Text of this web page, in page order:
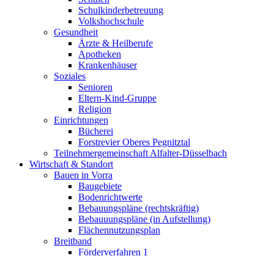
Schulkinderbetreuung
Volkshochschule
Gesundheit
Ärzte & Heilberufe
Apotheken
Krankenhäuser
Soziales
Senioren
Eltern-Kind-Gruppe
Religion
Einrichtungen
Bücherei
Forstrevier Oberes Pegnitztal
Teilnehmergemeinschaft Alfalter-Düsselbach
Wirtschaft & Standort
Bauen in Vorra
Baugebiete
Bodenrichtwerte
Bebauungspläne (rechtskräftig)
Bebauuungspläne (in Aufstellung)
Flächennutzungsplan
Breitband
Förderverfahren 1